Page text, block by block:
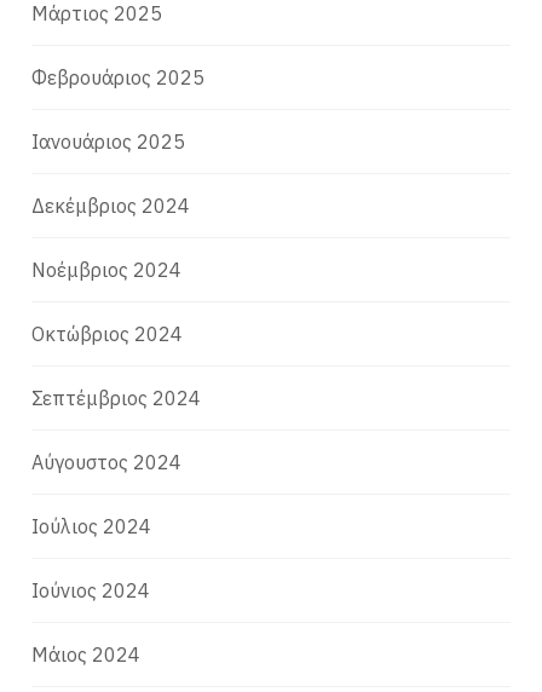
Μάρτιος 2025
Φεβρουάριος 2025
Ιανουάριος 2025
Δεκέμβριος 2024
Νοέμβριος 2024
Οκτώβριος 2024
Σεπτέμβριος 2024
Αύγουστος 2024
Ιούλιος 2024
Ιούνιος 2024
Μάιος 2024